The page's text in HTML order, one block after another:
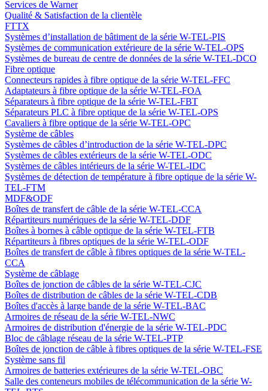
Services de Warner
Qualité & Satisfaction de la clientèle
FTTX
Systèmes d’installation de bâtiment de la série W-TEL-PIS
Systèmes de communication extérieure de la série W-TEL-OPS
Systèmes de bureau de centre de données de la série W-TEL-DCO
Fibre optique
Connecteurs rapides à fibre optique de la série W-TEL-FFC
Adaptateurs à fibre optique de la série W-TEL-FOA
Séparateurs à fibre optique de la série W-TEL-FBT
Séparateurs PLC à fibre optique de la série W-TEL-OPS
Cavaliers à fibre optique de la série W-TEL-OPC
Système de câbles
Systèmes de câbles d’introduction de la série W-TEL-DPC
Systèmes de câbles extérieurs de la série W-TEL-ODC
Systèmes de câbles intérieurs de la série W-TEL-IDC
Systèmes de détection de température à fibre optique de la série W-
TEL-FTM
MDF&ODF
Boîtes de transfert de câble de la série W-TEL-CCA
Répartiteurs numériques de la série W-TEL-DDF
Boîtes à bornes à câble optique de la série W-TEL-FTB
Répartiteurs à fibres optiques de la série W-TEL-ODF
Boîtes de transfert de câble à fibres optiques de la série W-TEL-
CCA
Système de câblage
Boîtes de jonction de câbles de la série W-TEL-CJC
Boîtes de distribution de câbles de la série W-TEL-CDB
Boîtes d'accès à large bande de la série W-TEL-BAC
Armoires de réseau de la série W-TEL-NWC
Armoires de distribution d'énergie de la série W-TEL-PDC
Bloc de câblage réseau de la série W-TEL-PTP
Boîtes de jonction de câble à fibres optiques de la série W-TEL-FSE
Système sans fil
Armoires de batteries extérieures de la série W-TEL-OBC
Salle des conteneurs mobiles de télécommunication de la série W-